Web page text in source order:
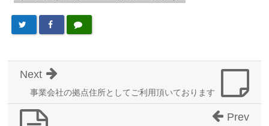
事業会社の拠点住所としてご利用頂いております
Next
Prev